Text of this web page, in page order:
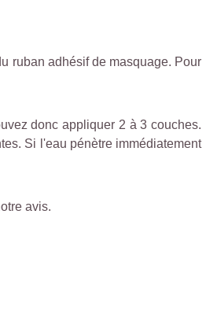
ruban adhésif de masquage. Pour
donc appliquer 2 à 3 couches.
Si l'eau pénètre immédiatement
avis.